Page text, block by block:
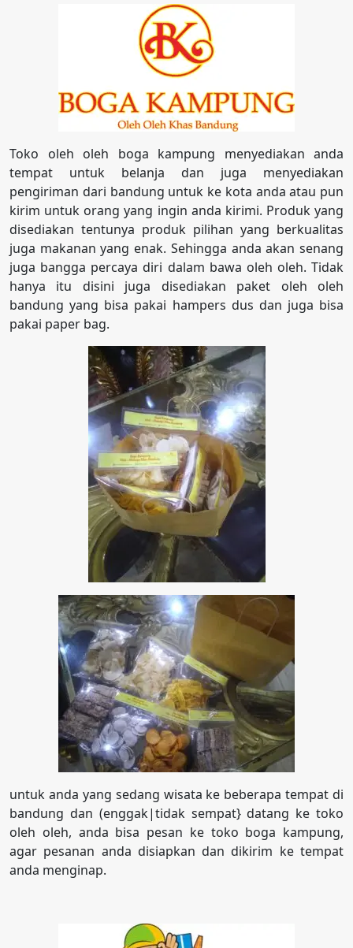
Toko oleh oleh boga kampung menyediakan anda
tempat untuk belanja dan juga menyediakan
pengiriman dari bandung untuk ke kota anda atau pun
kirim untuk orang yang ingin anda kirimi. Produk yang
disediakan tentunya produk pilihan yang berkualitas
juga makanan yang enak. Sehingga anda akan senang
juga bangga percaya diri dalam bawa oleh oleh. Tidak
hanya itu disini juga disediakan paket oleh oleh
bandung yang bisa pakai hampers dus dan juga bisa
pakai paper bag.
untuk anda yang sedang wisata ke beberapa tempat di
bandung dan (enggak|tidak sempat} datang ke toko
oleh oleh, anda bisa pesan ke toko boga kampung,
agar pesanan anda disiapkan dan dikirim ke tempat
anda menginap.